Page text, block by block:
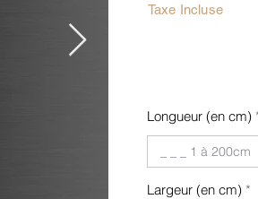
Taxe Incluse
Longueur (en cm)
Largeur (en cm)